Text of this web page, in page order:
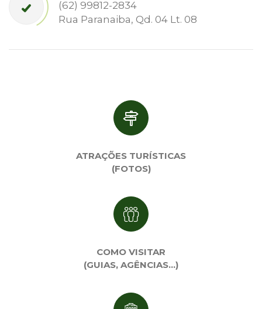
(62) 99812-2834
Rua Paranaiba, Qd. 04 Lt. 08
ATRAÇÕES TURÍSTICAS
(FOTOS)
COMO VISITAR
(GUIAS, AGÊNCIAS…)